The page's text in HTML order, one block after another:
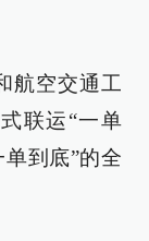
航空交通工
联运“一单
到底”的全